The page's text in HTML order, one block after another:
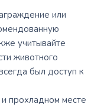
или
учитывайте
животного
был доступ к
прохладном месте